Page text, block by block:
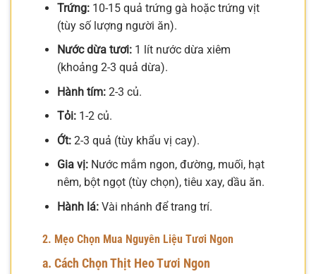
Trứng:10-15 quả trứng gà hoặc trứng vịt
(tùy số lượng người ăn).
Nước dừa tươi:1 lít nước dừa xiêm
(khoảng 2-3 quả dừa).
Hành tím:2-3 củ.
Tỏi:1-2 củ.
Ớt:2-3 quả (tùy khẩu vị cay).
Gia vị:Nước mắm ngon, đường, muối, hạt
nêm, bột ngọt (tùy chọn), tiêu xay, dầu ăn.
Hành lá:Vài nhánh để trang trí.
2. Mẹo Chọn Mua Nguyên Liệu Tươi Ngon
a. Cách Chọn Thịt Heo Tươi Ngon